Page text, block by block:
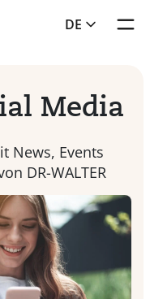
DE
Media
News, Events
DR-WALTER